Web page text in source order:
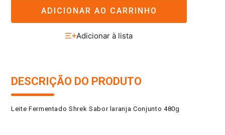
ADICIONAR AO CARRINHO
DESCRIÇÃO DO PRODUTO
Leite Fermentado Shrek Sabor laranja Conjunto 480g